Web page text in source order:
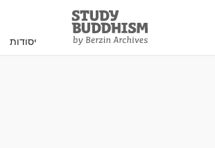
Study
Buddhism
Home
יסודות